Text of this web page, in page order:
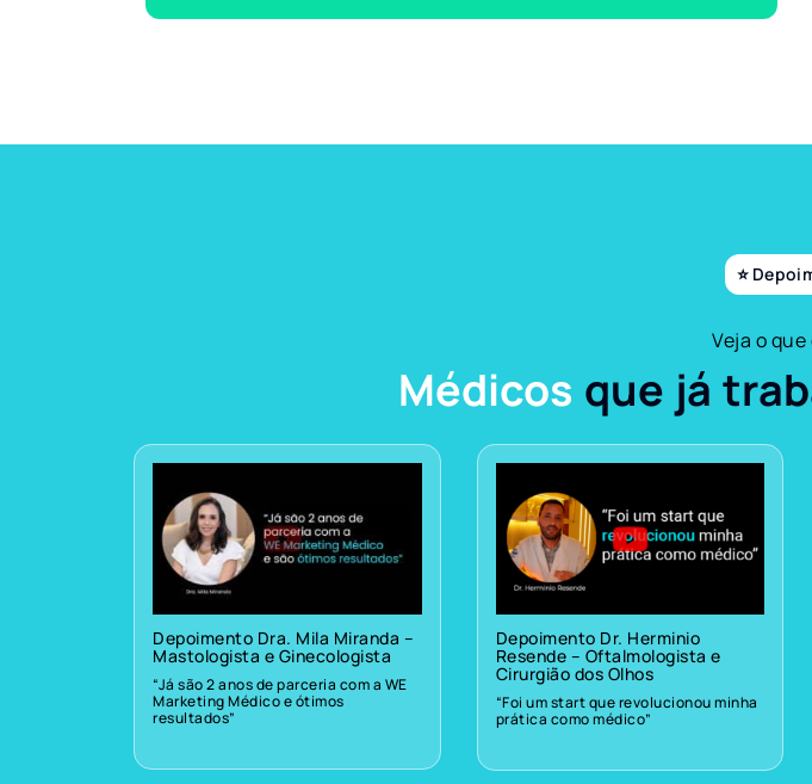
⭐
Veja o que
Médicos que já
Depoimento Dra. Mila Miranda –
Mastologista e Ginecologista
“Já são 2 anos de parceria com a WE
Marketing Médico e ótimos
resultados”
Depoimento Dr. Herminio
Resende – Oftalmologista e
Cirurgião dos Olhos
“Foi um start que revolucionou minha
prática como médico”